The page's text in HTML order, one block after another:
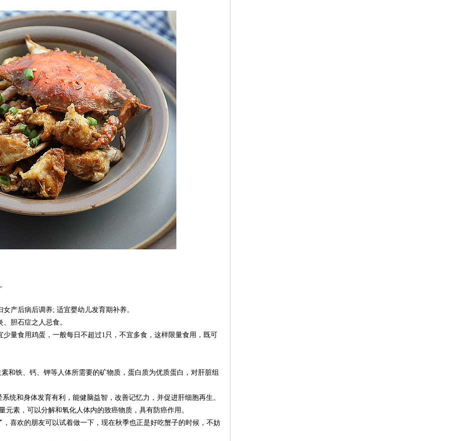
后病后调养; 适宜婴幼儿发育期补养。
胆石症之人忌食。
食用鸡蛋，一般每日不超过1只，不宜多食，这样限量食用，既可
铁、钙、钾等人体所需要的矿物质，蛋白质为优质蛋白，对肝脏组
和身体发育有利，能健脑益智，改善记忆力，并促进肝细胞再生。
，可以分解和氧化人体内的致癌物质，具有防癌作用。
欢的朋友可以试着做一下，现在秋季也正是好吃蟹子的时候，不妨